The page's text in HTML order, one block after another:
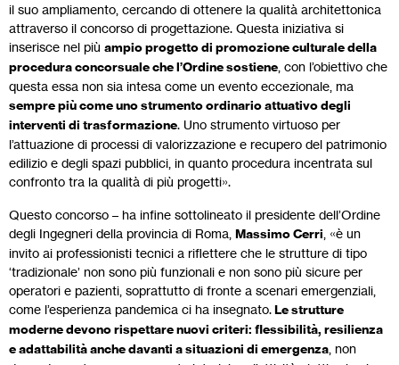
il suo ampliamento, cercando di ottenere la qualità architettonica
attraverso il concorso di progettazione. Questa iniziativa si
inserisce nel più ampio progetto di promozione culturale della
procedura concorsuale che l’Ordine sostiene , con l’obiettivo che
questa essa non sia intesa come un evento eccezionale, ma
sempre più come uno strumento ordinario attuativo degli
interventi di trasformazione. Uno strumento virtuoso per
l’attuazione di processi di valorizzazione e recupero del patrimonio
edilizio e degli spazi pubblici, in quanto procedura incentrata sul
confronto tra la qualità di più progetti».
Questo concorso – ha infine sottolineato il presidente dell’Ordine
degli Ingegneri della provincia di Roma, Massimo Cerri , «è un
invito ai professionisti tecnici a riflettere che le strutture di tipo
‘tradizionale’ non sono più funzionali e non sono più sicure per
operatori e pazienti, soprattutto di fronte a scenari emergenziali,
come l’esperienza pandemica ci ha insegnato.Le strutture
moderne devono rispettare nuovi criteri: flessibilità, resilienza
e adattabilità anche davanti a situazioni di emergenza , non